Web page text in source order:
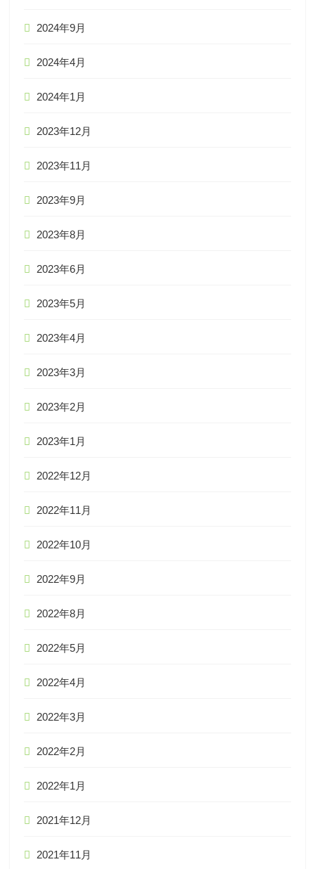
2024年9月
2024年4月
2024年1月
2023年12月
2023年11月
2023年9月
2023年8月
2023年6月
2023年5月
2023年4月
2023年3月
2023年2月
2023年1月
2022年12月
2022年11月
2022年10月
2022年9月
2022年8月
2022年5月
2022年4月
2022年3月
2022年2月
2022年1月
2021年12月
2021年11月